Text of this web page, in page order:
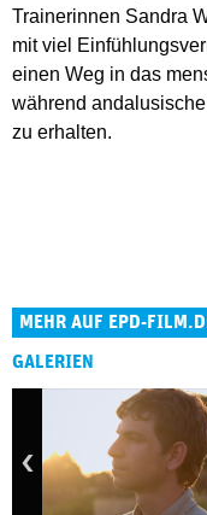
Trainerinnen Sandra
mit viel
einen Weg in das
während
zu erhalten.
MEHR AUF EPD-
GALERIEN